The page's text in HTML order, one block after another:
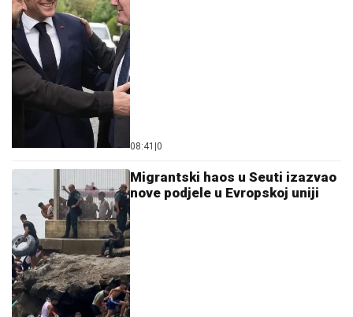
08:41 |0
Migrantski haos u Seuti izazvao
nove podjele u Evropskoj uniji